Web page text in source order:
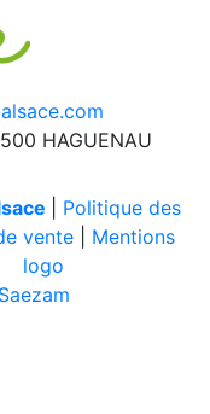
HAGUENAU
Politique des
vente| Mentions